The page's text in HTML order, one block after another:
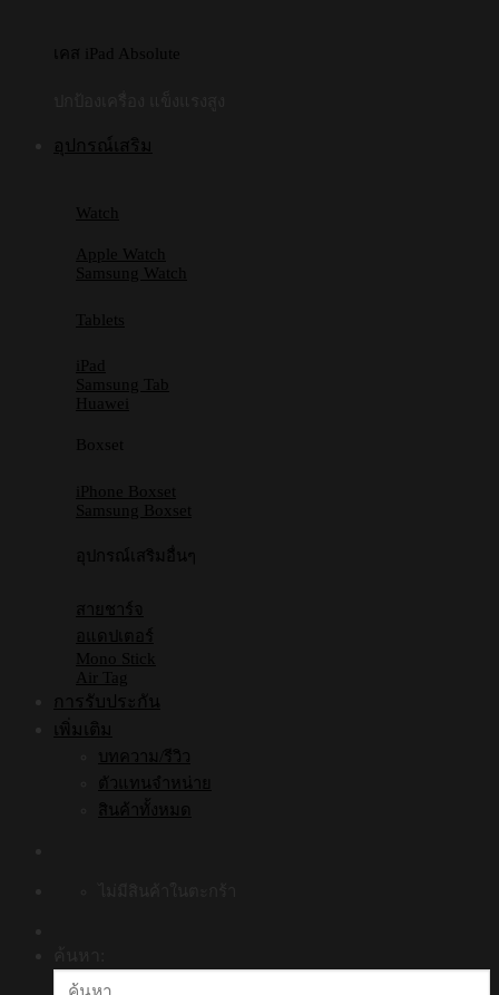
เคส iPad Absolute
อุปกรณ์เสริม
Watch
Apple Watch
Samsung Watch
Tablets
iPad
Samsung Tab
Huawei
Boxset
iPhone Boxset
Samsung Boxset
อุปกรณ์เสริมอื่นๆ
สายชาร์จ
อแดปเตอร์
Mono Stick
Air Tag
การรับประกัน
เพิ่มเติม
บทความ/รีวิว
ตัวแทนจำหน่าย
สินค้าทั้งหมด